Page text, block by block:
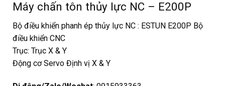
Máy chấn tôn thủy lực NC – E200P
Bộ điều khiển phanh ép thủy lực NC : ESTUN E200P Bộ
điều khiển CNC
Trục: Trục X & Y
Động cơ Servo Định vị X & Y